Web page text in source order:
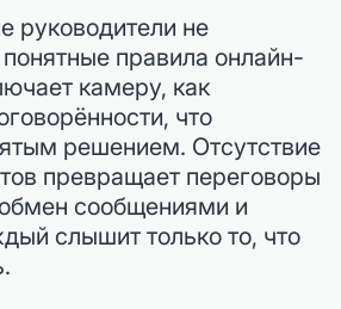
руководители не
правила онлайн-
камеру, как
что
решением. Отсутствие
превращает переговоры
сообщениями и
слышит только то, что